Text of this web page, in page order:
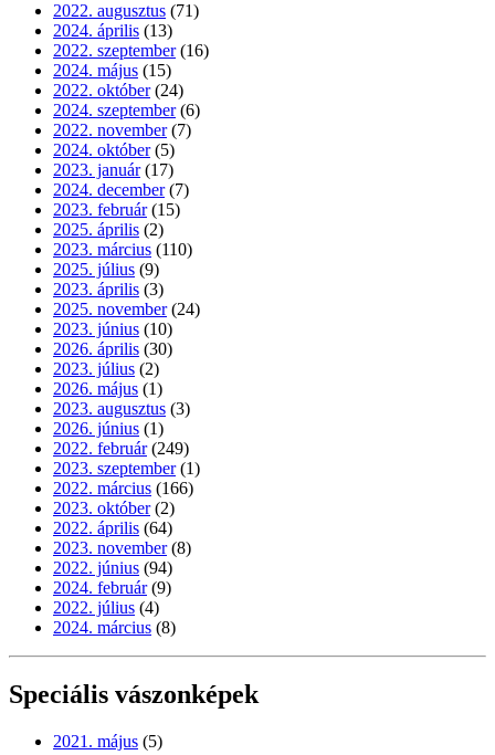
2022. augusztus (71)
2024. április (13)
2022. szeptember (16)
2024. május (15)
2022. október (24)
2024. szeptember (6)
2022. november (7)
2024. október (5)
2023. január (17)
2024. december (7)
2023. február (15)
2025. április (2)
2023. március (110)
2025. július (9)
2023. április (3)
2025. november (24)
2023. június (10)
2026. április (30)
2023. július (2)
2026. május (1)
2023. augusztus (3)
2026. június (1)
2022. február (249)
2023. szeptember (1)
2022. március (166)
2023. október (2)
2022. április (64)
2023. november (8)
2022. június (94)
2024. február (9)
2022. július (4)
2024. március (8)
Speciális vászonképek
2021. május (5)